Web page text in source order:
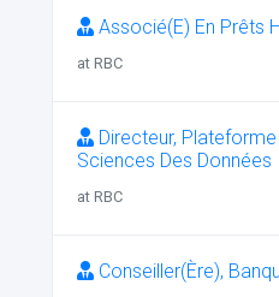
Associé(E) En Prêts
at RBC
Directeur, Plateforme
Sciences Des Données
at RBC
Conseiller(Ère),